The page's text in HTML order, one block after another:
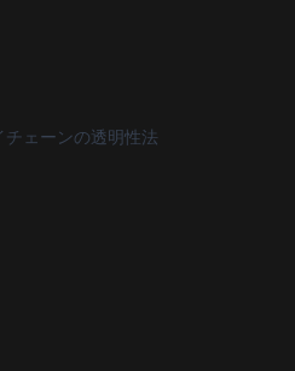
チェーンの透明性法